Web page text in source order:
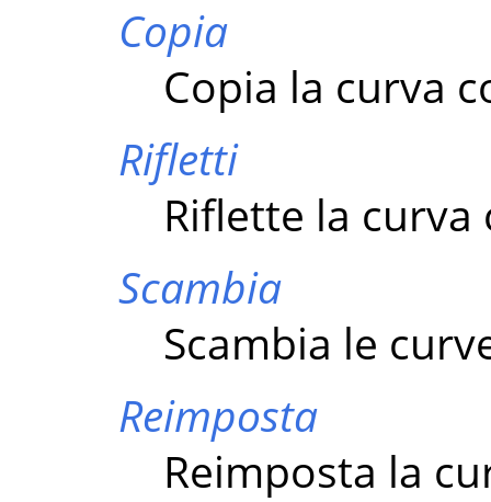
Copia
Copia la curva
Rifletti
Riflette la
Scambia
Scambia le
Reimposta
Reimposta la